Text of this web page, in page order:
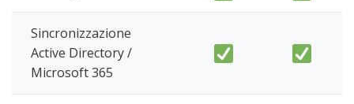
Sincronizzazione
Active Directory /
Microsoft 365